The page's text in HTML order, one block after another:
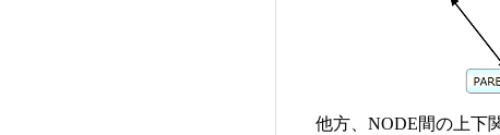
他方、NODE間の上下